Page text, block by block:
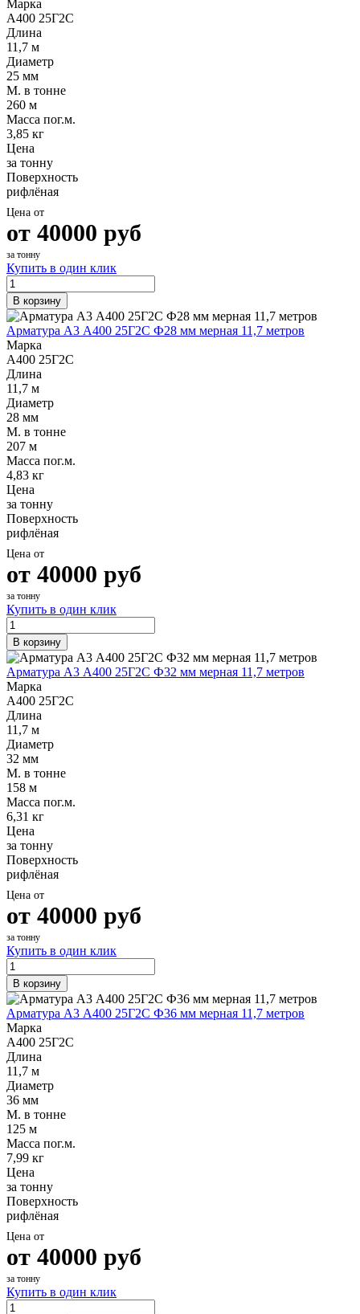
Марка
А400 25Г2С
Длина
11,7 м
Диаметр
25 мм
М. в тонне
260 м
Масса пог.м.
3,85 кг
Цена
за тонну
Поверхность
рифлёная
Цена от
от 40000 руб
за тонну
Купить в один клик
В корзину
Арматура А3 А400 25Г2С Ф28 мм мерная 11,7 метров
Марка
А400 25Г2С
Длина
11,7 м
Диаметр
28 мм
М. в тонне
207 м
Масса пог.м.
4,83 кг
Цена
за тонну
Поверхность
рифлёная
Цена от
от 40000 руб
за тонну
Купить в один клик
В корзину
Арматура А3 А400 25Г2С Ф32 мм мерная 11,7 метров
Марка
А400 25Г2С
Длина
11,7 м
Диаметр
32 мм
М. в тонне
158 м
Масса пог.м.
6,31 кг
Цена
за тонну
Поверхность
рифлёная
Цена от
от 40000 руб
за тонну
Купить в один клик
В корзину
Арматура А3 А400 25Г2С Ф36 мм мерная 11,7 метров
Марка
А400 25Г2С
Длина
11,7 м
Диаметр
36 мм
М. в тонне
125 м
Масса пог.м.
7,99 кг
Цена
за тонну
Поверхность
рифлёная
Цена от
от 40000 руб
за тонну
Купить в один клик